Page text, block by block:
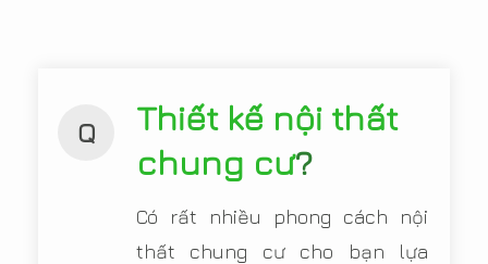
Q
Thiết kế nội thất
chung cư?
Có rất nhiều phong cách nội
thất chung cư cho bạn lựa